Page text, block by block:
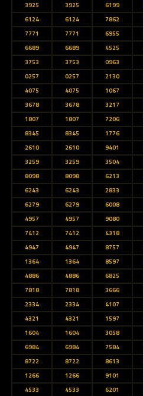
3925
3925 6199
6124
6124 7862
7771
7771 6955
6689
6689 4525
3753
3753 0963
0257
0257 2130
4075
4075 1067
3678
3678 3217
1807
1807 7206
8345
8345 1776
2610
2610 9401
3259
3259 3504
8098
8098 6213
6243
6243 2833
6279
6279 6008
4957
4957 9080
7412
7412 4318
4947
4947 8757
1364
1364 8597
4886
4886 6825
7818
7818 3666
2334
2334 4107
4321
4321 1597
1604
1604 3058
6984
6984 7584
8722
8722 8613
1266
1266 9101
4533
4533 6201